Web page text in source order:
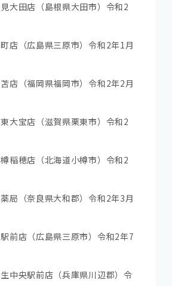
大田店（島根県大田市）令和2
店（広島県三原市）令和2年1月
店（福岡県福岡市）令和2年2月
大宝店（滋賀県栗東市）令和2
稲穂店（北海道小樽市）令和2
局（奈良県大和郡）令和2年3月
前店（広島県三原市）令和2年7
中央駅前店（兵庫県川辺郡）令